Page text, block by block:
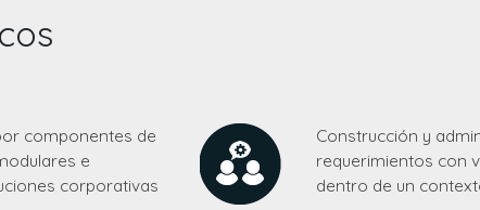
componentes de
e
corporativas
Construcción y
requerimientos con
dentro de un